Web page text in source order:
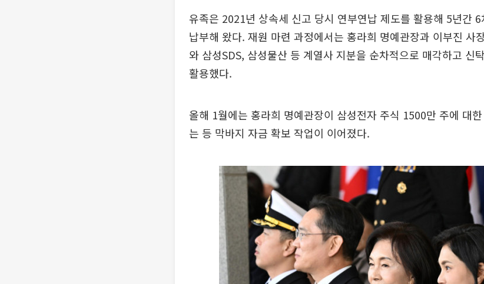
유족은 2021년 상속세 신고 당시 연부연납 제도를 활용해 5년간
납부해 왔다. 재원 마련 과정에서는 홍라희 명예관장과 이부진 사
와 삼성SDS, 삼성물산 등 계열사 지분을 순차적으로 매각하고 신
활용했다.
올해 1월에는 홍라희 명예관장이 삼성전자 주식 1500만 주에 대
는 등 막바지 자금 확보 작업이 이어졌다.